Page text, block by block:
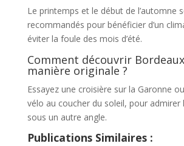
Le printemps et le début de l’automne
recommandés pour bénéficier d’un
éviter la foule des mois d’été.
Comment découvrir
manière originale ?
Essayez une croisière sur la Garonne
vélo au coucher du soleil, pour admirer
sous un autre angle.
Publications Similaires :